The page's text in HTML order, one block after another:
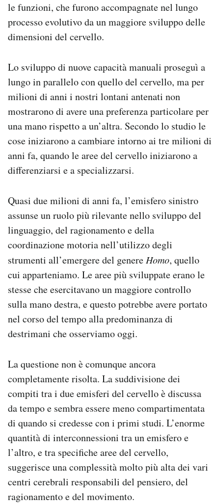
le funzioni, che furono accompagnate nel lungo
processo evolutivo da un maggiore sviluppo delle
dimensioni del cervello.
Lo sviluppo di nuove capacità manuali proseguì a
lungo in parallelo con quello del cervello, ma per
milioni di anni i nostri lontani antenati non
mostrarono di avere una preferenza particolare per
una mano rispetto a un’altra. Secondo lo studio le
cose iniziarono a cambiare intorno ai tre milioni di
anni fa, quando le aree del cervello iniziarono a
differenziarsi e a specializzarsi.
Quasi due milioni di anni fa, l’emisfero sinistro
assunse un ruolo più rilevante nello sviluppo del
linguaggio, del ragionamento e della
coordinazione motoria nell’utilizzo degli
strumenti all’emergere del genereHomo, quello
cui apparteniamo. Le aree più sviluppate erano le
stesse che esercitavano un maggiore controllo
sulla mano destra, e questo potrebbe avere portato
nel corso del tempo alla predominanza di
destrimani che osserviamo oggi.
La questione non è comunque ancora
completamente risolta. La suddivisione dei
compiti tra i due emisferi del cervello è discussa
da tempo e sembra essere meno compartimentata
di quando si credesse con i primi studi. L’enorme
quantità di interconnessioni tra un emisfero e
l’altro, e tra specifiche aree del cervello,
suggerisce una complessità molto più alta dei vari
centri cerebrali responsabili del pensiero, del
ragionamento e del movimento.